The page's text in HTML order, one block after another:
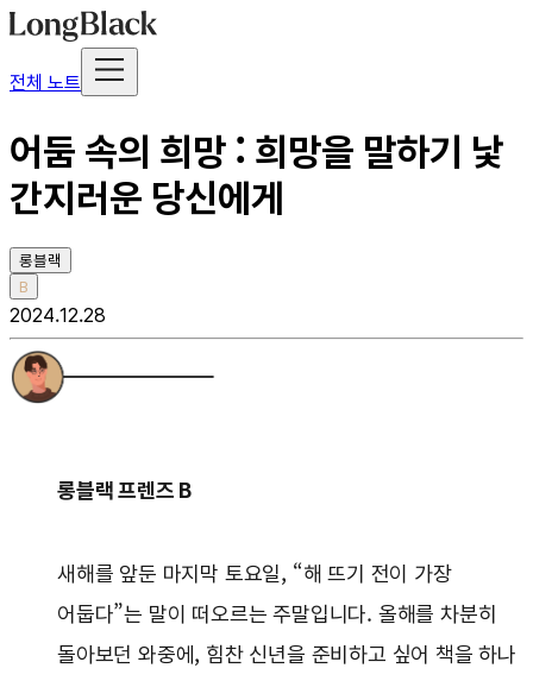
전체 노트
어둠 속의 희망 : 희망을 말하기 낯
간지러운 당신에게
롱블랙
B
2024.12.28
롱블랙 프렌즈 B
새해를 앞둔 마지막 토요일, “해 뜨기 전이 가장
어둡다”는 말이 떠오르는 주말입니다. 올해를 차분히
돌아보던 와중에, 힘찬 신년을 준비하고 싶어 책을 하나